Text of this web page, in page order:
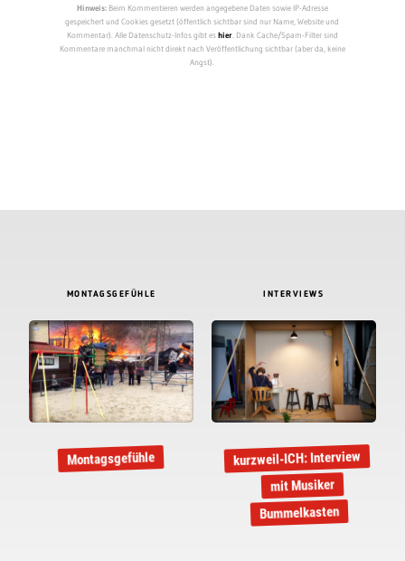
Hinweis:Beim Kommentieren werden angegebene Daten sowie IP-Adresse
gespeichert und Cookies gesetzt (öffentlich sichtbar sind nur Name, Website und
Kommentar). Alle Datenschutz-Infos gibt eshier. Dank Cache/Spam-Filter sind
Kommentare manchmal nicht direkt nach Veröffentlichung sichtbar (aber da, keine
Angst).
MONTAGSGEFÜHLE
Montagsgefühle
INTERVIEWS
kurzweil-ICH: Interview
mit Musiker
Bummelkasten